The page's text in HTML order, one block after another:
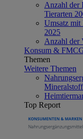
Anzahl der
Tierarten
Umsatz mit
2025
Anzahl der
Konsum &
Themen
Weitere Themen
Top Report